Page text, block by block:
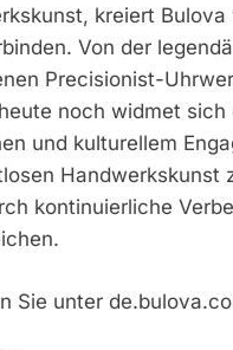
kreiert
Von der
Precisionist-
noch widmet
und kulturellem
kontinuierliche
Sie unter